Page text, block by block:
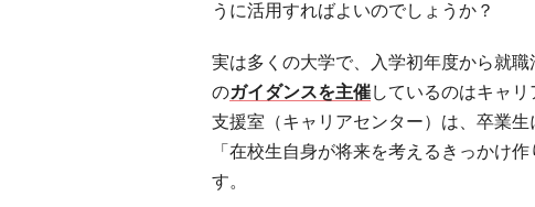
うに活用すればよいのでしょうか？
実は多くの大学で、入学初年度から就
のガイダンスを主催しているのはキャ
支援室（キャリアセンター）は、卒業
「在校生自身が将来を考えるきっかけ
す。